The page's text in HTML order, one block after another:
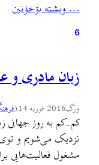
گيلکي زبؤنˇ سر
بۊخؤنين.) أمما ىکته
… ويشته بۊخؤنين
6
زبان مادری و
ورگ2016 فوریه 14 (
نزدیک می‌شویم و توی
مشغول فعالیت‌هایی